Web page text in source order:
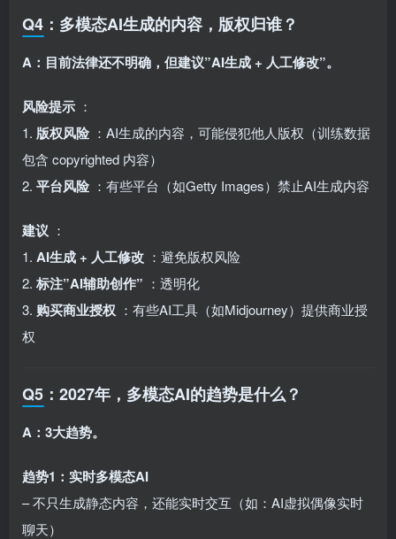
Q4：多模态AI生成的内容，版权归谁？
A：目前法律还不明确，但建议”AI生成 + 人工修改”。
风险提示 ：
1. 版权风险 ：AI生成的内容，可能侵犯他人版权（训练数据
包含 copyrighted 内容）
2. 平台风险 ：有些平台（如Getty Images）禁止AI生成内容
建议 ：
1. AI生成 + 人工修改 ：避免版权风险
2. 标注”AI辅助创作” ：透明化
3. 购买商业授权 ：有些AI工具（如Midjourney）提供商业授
权
Q5：2027年，多模态AI的趋势是什么？
A：3大趋势。
趋势1：实时多模态AI
– 不只生成静态内容，还能实时交互（如：AI虚拟偶像实时
聊天）